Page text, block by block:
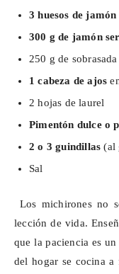
3 huesos de jamón
300 g de jamón
250 g de sobrasada
1 cabeza de ajos
2 hojas de laurel
Pimentón dulce o
2 o 3 guindillas(al
Sal
Los michironesno
lección de vida.
que la paciencia es
del hogar se cocina